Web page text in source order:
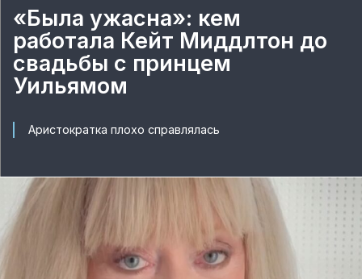
«Была ужасна»: кем
работала Кейт Миддлтон до
свадьбы с принцем
Уильямом
Аристократка плохо справлялась